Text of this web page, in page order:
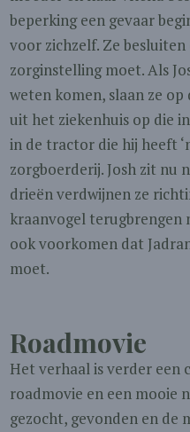
beperking een gevaar
voor zichzelf. Ze
zorginstelling moet. Als
weten komen, slaan ze
uit het ziekenhuis op die
in de tractor die hij heeft
zorgboerderij. Josh zit nu
drieën verdwijnen ze
kraanvogel terugbrengen
ook voorkomen dat
moet.
Roadmovie
Het verhaal is verder een
roadmovie en een mooie
gezocht, gevonden en de